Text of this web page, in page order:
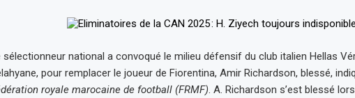
sélectionneur national a convoqué le milieu défensif du club italien Hellas
pour remplacer le joueur de Fiorentina, Amir Richardson, blessé,
royale marocaine de football (FRMF). A. Richardson s’est blessé